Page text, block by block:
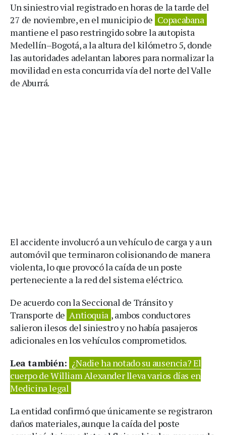
Un siniestro vial registrado en horas de la tarde del
27 de noviembre, en el municipio de Copacabana
mantiene el paso restringido sobre la autopista
Medellín–Bogotá, a la altura del kilómetro 5, donde
las autoridades adelantan labores para normalizar la
movilidad en esta concurrida vía del norte del Valle
de Aburrá.
El accidente involucró a un vehículo de carga y a un
automóvil que terminaron colisionando de manera
violenta, lo que provocó la caída de un poste
perteneciente a la red del sistema eléctrico.
De acuerdo con la Seccional de Tránsito y
Transporte de Antioquia , ambos conductores
salieron ilesos del siniestro y no había pasajeros
adicionales en los vehículos comprometidos.
Lea también: ¿Nadie ha notado su ausencia? El
cuerpo de William Alexander lleva varios días en
Medicina legal
La entidad confirmó que únicamente se registraron
daños materiales, aunque la caída del poste